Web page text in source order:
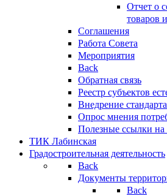
Отчет о
товаров
Соглашения
Работа Совета
Мероприятия
Back
Обратная связь
Реестр субъектов
Внедрение
Опрос мнения
Полезные ссылки
ТИК Лабинская
Градостроительная деятельность
Back
Документы
Back